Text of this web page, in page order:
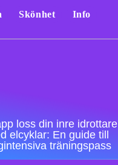
Skönhet Info
loss din inre idrottare
elcyklar: En guide till
träningspass